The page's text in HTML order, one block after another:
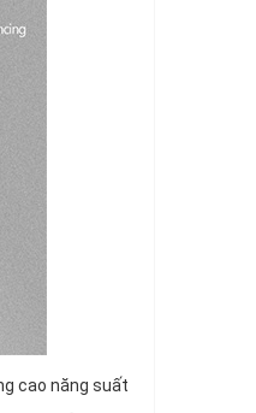
cao năng suất